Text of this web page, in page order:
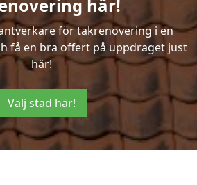
här!
för takrenovering i en
få en bra offert på uppdraget just
här!
Välj stad här!